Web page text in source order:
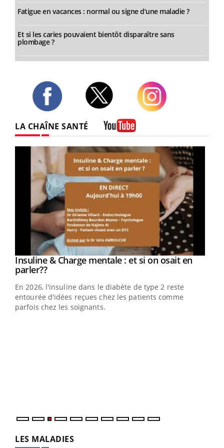
Fatigue en vacances : normal ou signe d’une maladie ?
Et si les caries pouvaient bientôt disparaître sans
plombage ?
LA CHAÎNE SANTÉ
Youtube
Insuline & Charge mentale : et si on osait en
parler??Youtube
En 2026, l'insuline dans le diabète de type 2 reste
entourée d'idées reçues chez les patients comme
parfois chez les soignants.
LES MALADIES